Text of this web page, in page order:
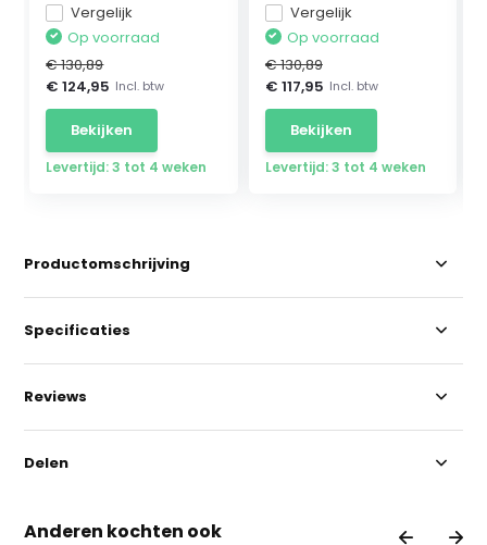
Vergelijk
Op voorraad
€ 130,89
€ 124,95 Incl. btw
Bekijken
Levertijd: 3 tot 4 weken
Vergelijk
Op voorraad
€ 130,89
€ 117,95 Incl. btw
Bekijken
Levertijd: 3 tot 4 weken
Productomschrijving
Specificaties
Reviews
Delen
Anderen kochten ook